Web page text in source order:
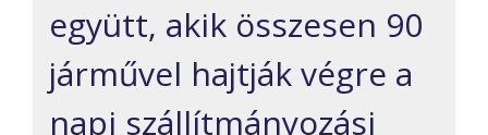
együtt, akik összesen 90
járművel hajtják végre a
napi szállítmányozási